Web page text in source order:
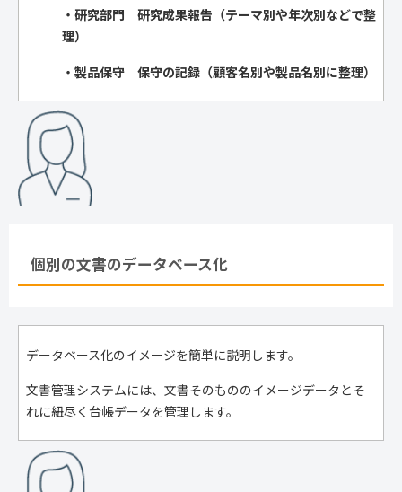
・研究部門 研究成果報告（テーマ別や年次別などで整
理）
・製品保守 保守の記録（顧客名別や製品名別に整理）
個別の文書のデータベース化
データベース化のイメージを簡単に説明します。
文書管理システムには、文書そのもののイメージデータとそ
れに紐尽く台帳データを管理します。